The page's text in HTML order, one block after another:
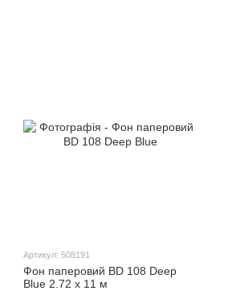
Артикул: 508191
Фон паперовий BD 108 Deep
Blue 2.72 х 11 м